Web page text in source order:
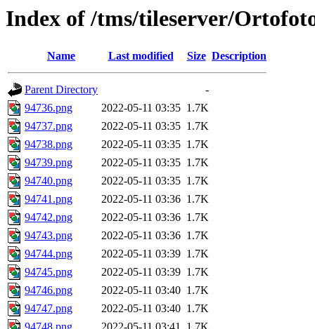
Index of /tms/tileserver/
Name Last modified Size Description
Parent Directory
-
94736.png
2022-05-11 03:35 1.7K
94737.png
2022-05-11 03:35 1.7K
94738.png
2022-05-11 03:35 1.7K
94739.png
2022-05-11 03:35 1.7K
94740.png
2022-05-11 03:35 1.7K
94741.png
2022-05-11 03:36 1.7K
94742.png
2022-05-11 03:36 1.7K
94743.png
2022-05-11 03:36 1.7K
94744.png
2022-05-11 03:39 1.7K
94745.png
2022-05-11 03:39 1.7K
94746.png
2022-05-11 03:40 1.7K
94747.png
2022-05-11 03:40 1.7K